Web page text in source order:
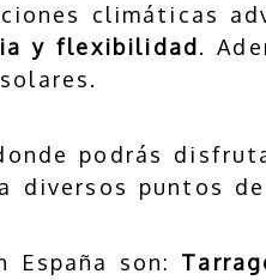
climáticas
y flexibilidad.
podrás
diversos puntos
España son: